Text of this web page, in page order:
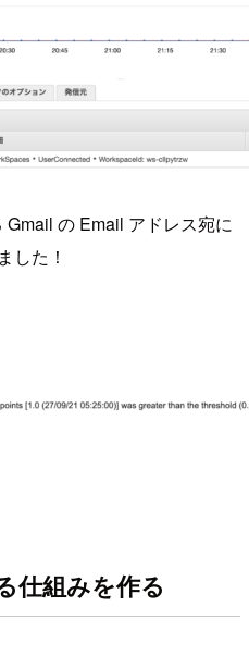
の Email アドレス宛に
した！
仕組みを作る